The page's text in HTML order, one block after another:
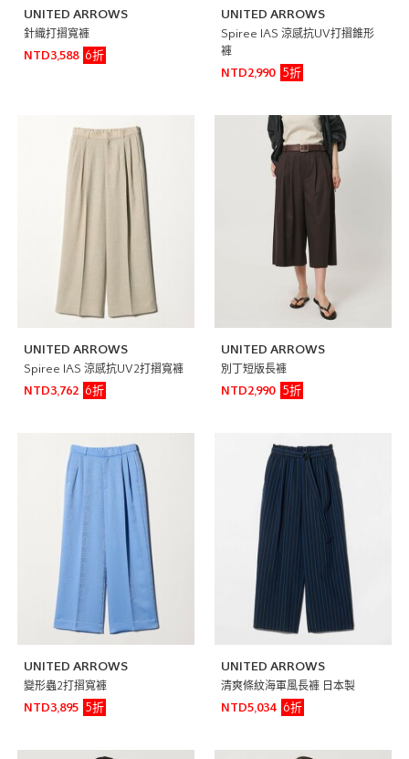
UNITED ARROWS
針織打摺寬褲
NTD3,588
6折
UNITED ARROWS
Spiree IAS 涼感抗UV打摺錐形
褲
NTD2,990
5折
UNITED ARROWS
Spiree IAS 涼感抗UV2打摺寬褲
NTD3,762
6折
UNITED ARROWS
別丁短版長褲
NTD2,990
5折
UNITED ARROWS
變形蟲2打摺寬褲
NTD3,895
5折
UNITED ARROWS
清爽條紋海軍風長褲 日本製
NTD5,034
6折